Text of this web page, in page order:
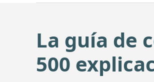
La guía de
500